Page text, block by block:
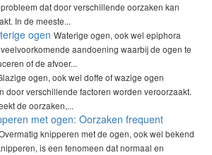
dat door verschillende oorzaken kan
In de meeste...
ogen Waterige ogen, ook wel epiphora
aandoening waarbij de ogen te
of de afvoer...
ogen, ook wel doffe of wazige ogen
door verschillende factoren worden veroorzaakt.
de oorzaken,...
met ogen: Oorzaken frequent
knipperen met de ogen, ook wel bekend
is een fenomeen dat normaal en